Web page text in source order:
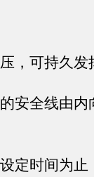
可持久发
全线由内
时间为止